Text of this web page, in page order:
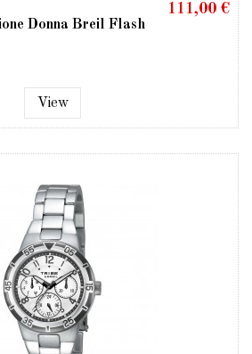
Donna Breil Flash
111,00 €
View